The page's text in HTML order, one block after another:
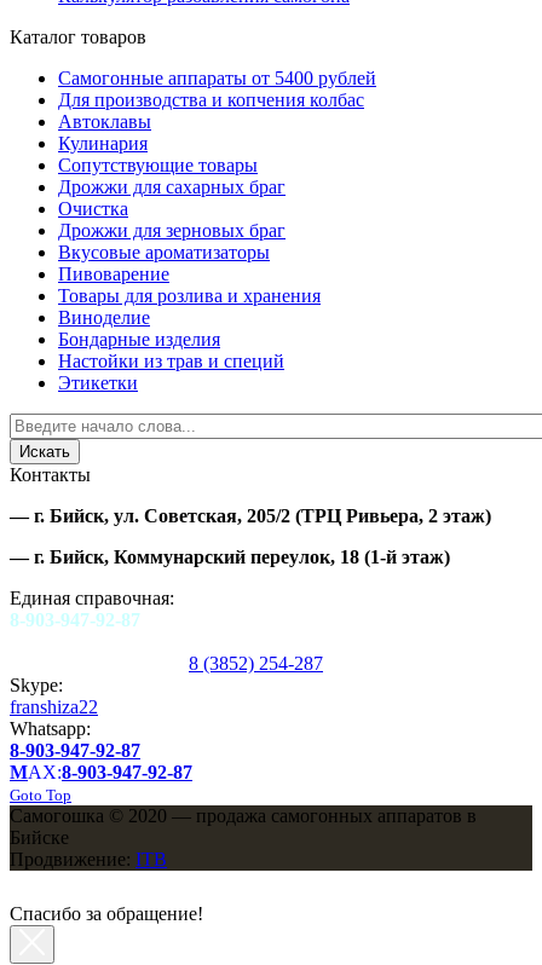
Каталог товаров
Самогонные аппараты от 5400 рублей
Для производства и копчения колбас
Автоклавы
Кулинария
Сопутствующие товары
Дрожжи для сахарных браг
Очистка
Дрожжи для зерновых браг
Вкусовые ароматизаторы
Пивоварение
Товары для розлива и хранения
Виноделие
Бондарные изделия
Настойки из трав и специй
Этикетки
Контакты
—г. Бийск, ул. Советская, 205/2 (ТРЦ Ривьера, 2 этаж)
—г. Бийск, Коммунарский переулок, 18 (1-й этаж)
Единая справочная:
8-903-947-92-87
8 (3852) 254-287
Skype:
franshiza22
Whatsapp:
8-903-947-92-87
MAX:8-903-947-92-87
Goto Top
Самогошка © 2020 — продажа самогонных аппаратов в
Бийске
Продвижение: ITB
Спасибо за обращение!